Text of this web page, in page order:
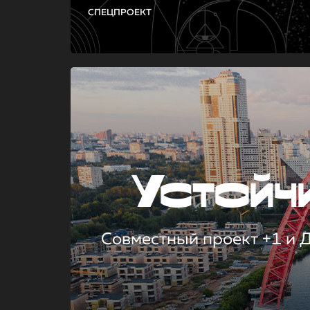
СПЕЦПРОЕКТ
Совместный проект +1 и